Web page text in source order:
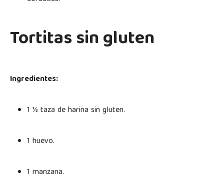
Tortitas sin gluten
Ingredientes:
1 ½ taza de harina sin gluten.
1 huevo.
1 manzana.